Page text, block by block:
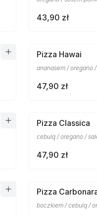
43,90 zł
Pizza Hawai
ananasem / oregano
47,90 zł
Pizza Classica
cebulą / oregano /
47,90 zł
Pizza
boczkiem / cebulą /